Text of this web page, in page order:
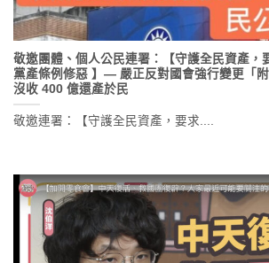
敬邀團體、個人公民連署：【守護全民資產，
黨產條例修惡 】— 嚴正反對國會強行變更「附
沒收 400 億還產於民
敬邀連署：【守護全民資產，要求....